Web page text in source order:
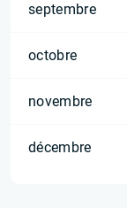
septembre
octobre
novembre
décembre